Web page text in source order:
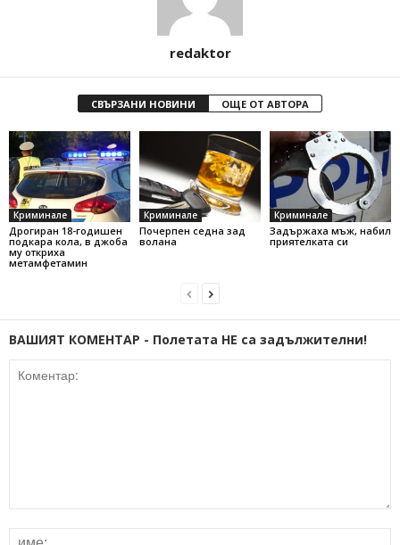
redaktor
СВЪРЗАНИ НОВИНИ ОЩЕ ОТ АВТОРА
Криминале
Дрогиран 18-годишен
подкара кола, в джоба
му откриха
метамфетамин
Криминале
Почерпен седна зад
волана
Криминале
Задържаха мъж, набил
приятелката си
ВАШИЯТ КОМЕНТАР - Полетата НЕ са задължителни!